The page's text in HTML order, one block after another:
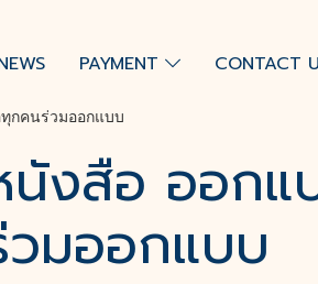
PAYMENT CONTACT
กคนร่วมออกแบบ
นังสือ ออกแ
วมออกแบบ